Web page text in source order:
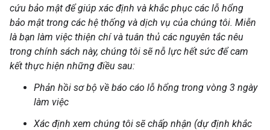
cứu bảo mật để giúp xác định và khắc phục các lỗ hổng
bảo mật trong các hệ thống và dịch vụ của chúng tôi. Miễn
là bạn làm việc thiện chí và tuân thủ các nguyên tắc nêu
trong chính sách này, chúng tôi sẽ nỗ lực hết sức để cam
kết thực hiện những điều sau:
Phản hồi sơ bộ về báo cáo lỗ hổng trong vòng 3 ngày
làm việc
Xác định xem chúng tôi sẽ chấp nhận (dự định khắc